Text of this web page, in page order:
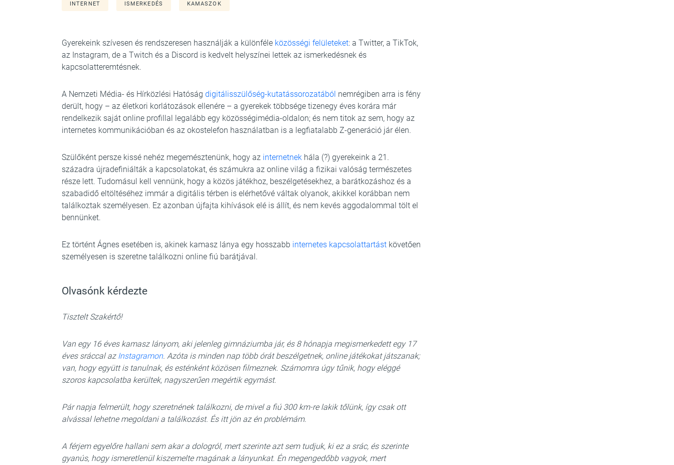
INTERNET ISMERKEDÉS KAMASZOK
Gyerekeink szívesen és rendszeresen használják a különféle közösségi felületeket: a Twitter, a TikTok,
az Instagram, de a Twitch és a Discord is kedvelt helyszínei lettek az ismerkedésnek és
kapcsolatteremtésnek.
A Nemzeti Média- és Hírközlési Hatóság digitálisszülőség-kutatássorozatából nemrégiben arra is fény
derült, hogy – az életkori korlátozások ellenére – a gyerekek többsége tizenegy éves korára már
rendelkezik saját online profillal legalább egy közösségimédia-oldalon; és nem titok az sem, hogy az
internetes kommunikációban és az okostelefon használatban is a legfiatalabb Z-generáció jár élen.
Szülőként persze kissé nehéz megemésztenünk, hogy az internetnek hála (?) gyerekeink a 21.
századra újradefiniálták a kapcsolatokat, és számukra az online világ a fizikai valóság természetes
része lett. Tudomásul kell vennünk, hogy a közös játékhoz, beszélgetésekhez, a barátkozáshoz és a
szabadidő eltöltéséhez immár a digitális térben is elérhetővé váltak olyanok, akikkel korábban nem
találkoztak személyesen. Ez azonban újfajta kihívások elé is állít, és nem kevés aggodalommal tölt el
bennünket.
Ez történt Ágnes esetében is, akinek kamasz lánya egy hosszabb internetes kapcsolattartást követően
személyesen is szeretne találkozni online fiú barátjával.
Olvasónk kérdezte
Tisztelt Szakértő!
Van egy 16 éves kamasz lányom, aki jelenleg gimnáziumba jár, és 8 hónapja megismerkedett egy 17
éves sráccal azInstagramon. Azóta is minden nap több órát beszélgetnek, online játékokat játszanak;
van, hogy együtt is tanulnak, és esténként közösen filmeznek. Számomra úgy tűnik, hogy eléggé
szoros kapcsolatba kerültek, nagyszerűen megértik egymást.
Pár napja felmerült, hogy szeretnének találkozni, de mivel a fiú 300 km-re lakik tőlünk, így csak ott
alvással lehetne megoldani a találkozást. És itt jön az én problémám.
A férjem egyelőre hallani sem akar a dologról, mert szerinte azt sem tudjuk, ki ez a srác, és szerinte
gyanús, hogy ismeretlenül kiszemelte magának a lányunkat. Én megengedőbb vagyok, mert